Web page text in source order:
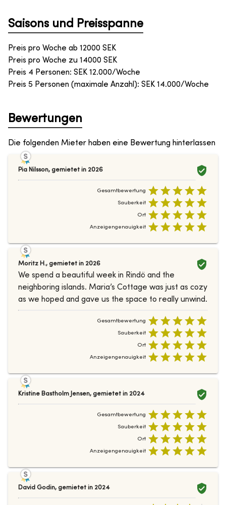
Saisons und Preisspanne
Preis pro Woche ab 12000 SEK
Preis pro Woche zu 14000 SEK
Preis 4 Personen: SEK 12.000/Woche
Preis 5 Personen (maximale Anzahl): SEK 14.000/Woche
Bewertungen
Die folgenden Mieter haben eine Bewertung hinterlassen
Pia Nilsson, gemietet in 2026
Gesamtbewertung
Sauberkeit
Ort
Anzeigengenauigkeit
Moritz H., gemietet in 2026
We spend a beautiful week in Rindö and the
neighboring islands. Maria’s Cottage was just as cozy
as we hoped and gave us the space to really unwind.
Gesamtbewertung
Sauberkeit
Ort
Anzeigengenauigkeit
Kristine Bastholm Jensen, gemietet in 2024
Gesamtbewertung
Sauberkeit
Ort
Anzeigengenauigkeit
David Godin, gemietet in 2024